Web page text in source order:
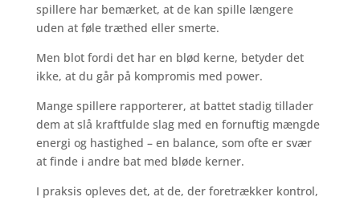
spillere har bemærket, at de kan spille længere
uden at føle træthed eller smerte.
Men blot fordi det har en blød kerne, betyder det
ikke, at du går på kompromis med power.
Mange spillere rapporterer, at battet stadig tillader
dem at slå kraftfulde slag med en fornuftig mængde
energi og hastighed – en balance, som ofte er svær
at finde i andre bat med bløde kerner.
I praksis opleves det, at de, der foretrækker kontrol,